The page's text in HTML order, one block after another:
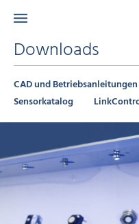
Downloads
CAD und Betriebsanleitungen
Sensorkatalog